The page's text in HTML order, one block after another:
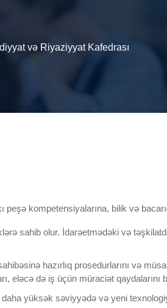
və Riyaziyyat Kafedrası
peşə kompetensiyalarına, bilik və
sahib olur. İdarəetmədəki və
hazırlıq prosedurlarını və
eləcə də iş üçün müraciət qaydalarını
yüksək səviyyədə və yeni